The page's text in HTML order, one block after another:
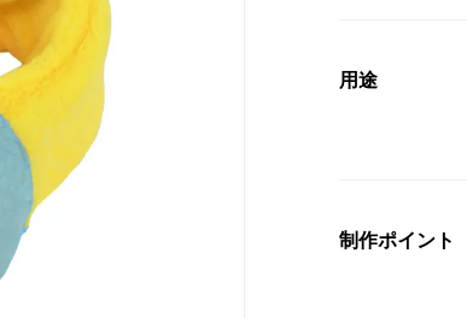
用途
制作ポイント